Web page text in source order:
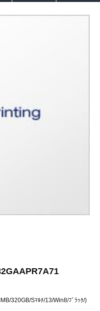
320GB/Sﾏﾙﾁ/13/Win8/ﾌﾞﾗｯｸ/)